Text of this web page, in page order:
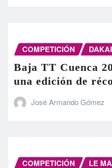
COMPETICIÓN
Baja TT Cuenca
una edición de
José Armando Gómez
COMPETICIÓN LE